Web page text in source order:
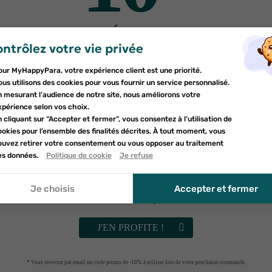
LA ROCHE-POSAY
LIPIKAR SYNDET AP
11 €83
RUPTURE DE STOCK
EUCERIN
9€84
AJOUTER AU PANIER
ce produit ont
à ma liste d'envies
Créer une nouvelle liste
une liste d'envies
de la liste d'envies
devez être connecté pour ajouter des produits à votre liste d'envies.
votre vie privée
MyHappyPara, votre expérience client est une priorité.
utilisons des cookies pour vous fournir un service personnalisé.
mesurant l’audience de notre site, nous améliorons votre
selon vos choix.
cliquant sur “Accepter et fermer”, vous consentez à l’utilisation de
pour l’ensemble des finalités décrites. À tout moment, vous
retirer votre consentement ou vous opposer au traitement
données.
Politique de cookie Je refuse
Je choisis Accepter et fermer
DE RÉDUCTION
sur votre première commande
Inscrivez-vous à notre newsletter et profitez
d'une réduction sur votre première commande*
ce formulaire, j'accepte que les informations saisies soient
le cadre de ma demande et de la relation commerciale qui peut en
à la politique de confidentialité.
J'EN PROFITE !
* Vous recevrez par email un code promo de -10% à utiliser lors de votre prochaine commande.